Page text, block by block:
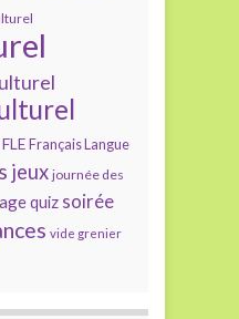
FLE Français Langue
jeux journée des
quiz soirée
vide grenier